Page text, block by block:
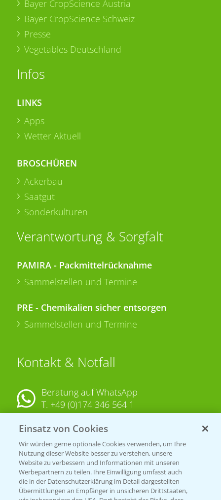
Bayer CropScience Austria
Bayer CropScience Schweiz
Presse
Vegetables Deutschland
Infos
LINKS
Apps
Wetter Aktuell
BROSCHÜREN
Ackerbau
Saatgut
Sonderkulturen
Verantwortung & Sorgfalt
PAMIRA - Packmittelrücknahme
Sammelstellen und Termine
PRE - Chemikalien sicher entsorgen
Sammelstellen und Termine
Kontakt & Notfall
Beratung auf WhatsApp
T. +49 (0)174 346 564 1
KONTAKT
Hilfe in Notfällen
T.+49 (0)214/30-20220
Einsatz von Cookies
Wir würden gerne optionale Cookies verwenden, um Ihre
Nutzung dieser Website besser zu verstehen, unsere
Website zu verbessern und Informationen mit unseren
Werbepartnern zu teilen. Ihre Einwilligung umfasst auch
die in der Datenschutzerklärung im Detail dargestellten
Übermittlungen an Empfänger in unsicheren Drittstaaten,